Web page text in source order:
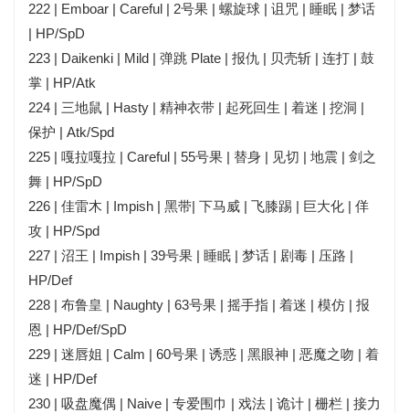
222 | Emboar | Careful | 2号果 | 螺旋球 | 诅咒 | 睡眠 | 梦话
| HP/SpD
223 | Daikenki | Mild | 弹跳 Plate | 报仇 | 贝壳斩 | 连打 | 鼓
掌 | HP/Atk
224 | 三地鼠 | Hasty | 精神衣带 | 起死回生 | 着迷 | 挖洞 |
保护 | Atk/Spd
225 | 嘎拉嘎拉 | Careful | 55号果 | 替身 | 见切 | 地震 | 剑之
舞 | HP/SpD
226 | 佳雷木 | Impish | 黑带| 下马威 | 飞膝踢 | 巨大化 | 佯
攻 | HP/Spd
227 | 沼王 | Impish | 39号果 | 睡眠 | 梦话 | 剧毒 | 压路 |
HP/Def
228 | 布鲁皇 | Naughty | 63号果 | 摇手指 | 着迷 | 模仿 | 报
恩 | HP/Def/SpD
229 | 迷唇姐 | Calm | 60号果 | 诱惑 | 黑眼神 | 恶魔之吻 | 着
迷 | HP/Def
230 | 吸盘魔偶 | Naive | 专爱围巾 | 戏法 | 诡计 | 栅栏 | 接力